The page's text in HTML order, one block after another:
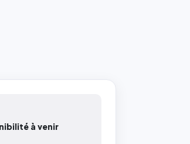
à venir